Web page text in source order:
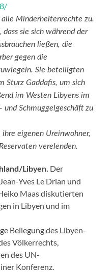
Minderheitenrechte zu.
sie sich während der
ließen, die
gegen die
Sie beteiligten
Sturz Gaddafis, um sich
im Westen Libyens im
und Schmuggelgeschäft zu
eigenen Ureinwohner,
verelenden.
Libyen. Der
Yves Le Drian und
Maas diskutierten
in Libyen und im
Beilegung des Libyen-
Völkerrechts,
des UN-
Konferenz.